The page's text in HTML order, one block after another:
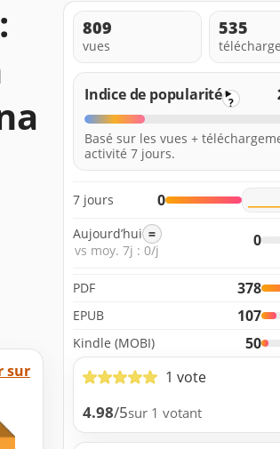
sur
809
vues
535
Indice de popularité ?
Basé sur les vues +
activité 7 jours.
7 jours 0
Aujourd’hui =
vs moy. 7j : 0/j
0
PDF 378
EPUB 107
Kindle (MOBI)
50
1 vote
4.98/5sur 1 votant